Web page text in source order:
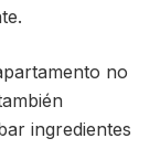
no
ingredientes